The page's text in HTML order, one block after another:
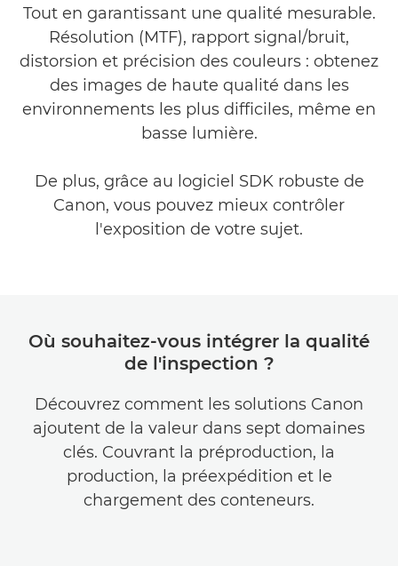
Tout en garantissant une qualité mesurable.
Résolution (MTF), rapport signal/bruit,
distorsion et précision des couleurs : obtenez
des images de haute qualité dans les
environnements les plus difficiles, même en
basse lumière.
De plus, grâce au logiciel SDK robuste de
Canon, vous pouvez mieux contrôler
l'exposition de votre sujet.
Où souhaitez-vous intégrer la qualité
de l'inspection ?
Découvrez comment les solutions Canon
ajoutent de la valeur dans sept domaines
clés. Couvrant la préproduction, la
production, la préexpédition et le
chargement des conteneurs.